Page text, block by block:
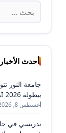
البحث
عن:
أحدث الأخبار
جامعة النور
ببطولة NURAI 2026
أغسطس 8, 2026
تدريسي في